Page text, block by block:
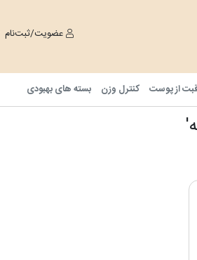
عضویت/ثبت‌نام
از پوست کنترل وزن بسته های بهبودی